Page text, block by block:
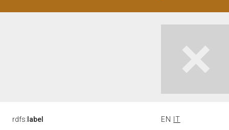
rdfs: label EN IT